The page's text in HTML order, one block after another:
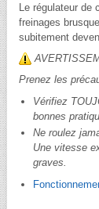
Le régulateur de
freinages
subitement
Prenez les
Vérifiez
bonnes
Ne roulez
Une vitesse
graves.